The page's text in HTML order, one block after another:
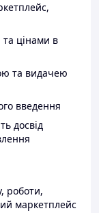
цінами в
та видачею
введення
досвід
роботи,
маркетплейс